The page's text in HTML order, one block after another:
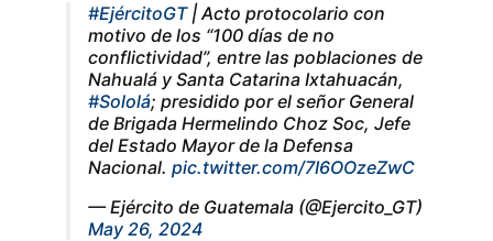
#EjércitoGT| Acto protocolario con
motivo de los “100 días de no
conflictividad”, entre las poblaciones de
Nahualá y Santa Catarina Ixtahuacán,
#Sololá; presidido por el señor General
de Brigada Hermelindo Choz Soc, Jefe
del Estado Mayor de la Defensa
Nacional. pic.twitter.com/7I6OOzeZwC
— Ejército de Guatemala (@Ejercito_GT)
May 26, 2024